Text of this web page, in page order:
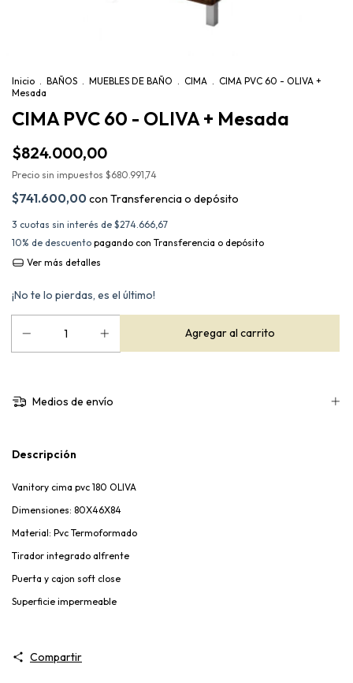
Inicio . BAÑOS . MUEBLES DE BAÑO . CIMA . CIMA PVC 60 - OLIVA +
Mesada
CIMA PVC 60 - OLIVA + Mesada
$824.000,00
Precio sin impuestos $680.991,74
$741.600,00 con Transferencia o depósito
3 cuotas sin interés de $274.666,67
10% de descuento pagando con Transferencia o depósito
Ver más detalles
¡No te lo pierdas, es el último!
Medios de envío
Descripción
Vanitory cima pvc 180 OLIVA
Dimensiones: 80X46X84
Material: Pvc Termoformado
Tirador integrado alfrente
Puerta y cajon soft close
Superficie impermeable
Compartir